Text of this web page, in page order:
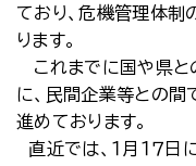
ており、危機管理体制
ります。
これまでに国や県と
に、民間企業等との
進めております。
直近では、１月１７